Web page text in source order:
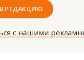
РЕДАКЦИЮ
с нашими